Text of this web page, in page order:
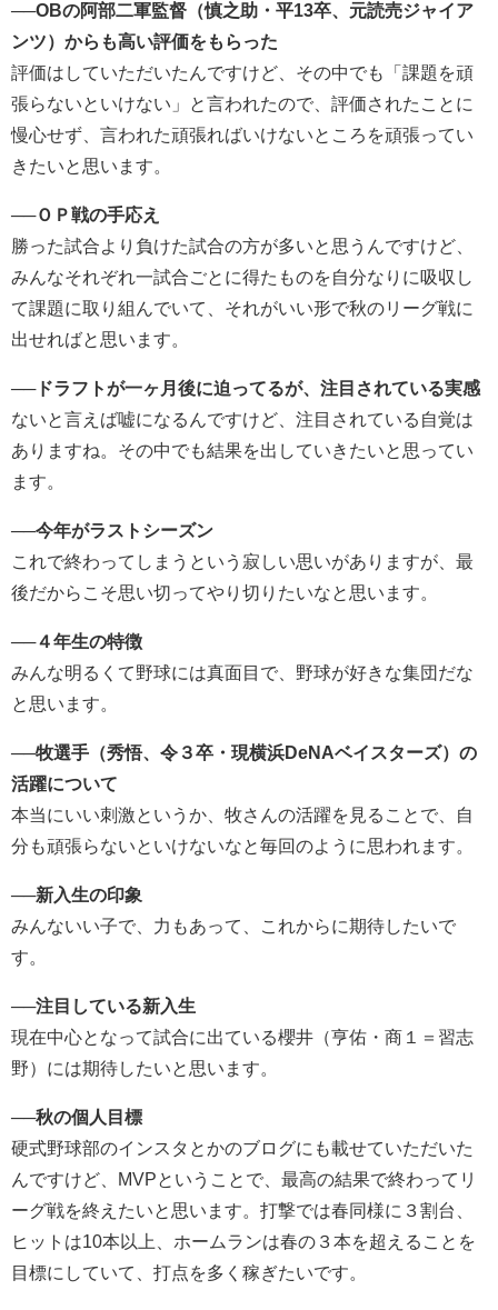
──OBの阿部二軍監督（慎之助・平13卒、元読売ジャイア
ンツ）からも高い評価をもらった
評価はしていただいたんですけど、その中でも「 課題を頑
張らないといけない」と言われたので、 評価されたことに
慢心せず、 言われた頑張ればいけないところを頑張ってい
きたいと思います。
──ＯＰ戦の手応え
勝った試合より負けた試合の方が多いと思うんですけど、
みんなそれぞれ一試合ごとに得たものを自分なりに吸収し
て課題に取り組 んでいて、それがいい形で秋のリーグ戦に
出せればと思います。
──ドラフトが一ヶ月後に迫ってるが、注目されている実感
ないと言えば嘘になるんですけど、注目されている自覚は
ありますね。その中でも結果を出していきたいと思ってい
ます。
──今年がラストシーズン
これで終わってしまうという寂しい思いがありますが、最
後だからこそ思い切ってやり切りたいなと思います。
──４年生の特徴
みんな明るくて野球には真面目で、野球が好きな集団だな
と思います。
──牧選手（秀悟、令３卒・現横浜DeNAベイスターズ）の
活躍について
本当にいい刺激というか、牧さんの活躍を見ることで、自
分も頑張らないといけないなと毎回のように思われます。
──新入生の印象
みんないい子で、力もあって、これからに期待したいで
す。
──注目している新入生
現在中心となって試合に出ている櫻井（亨佑・商１＝習志
野）には期待したいと思います。
──秋の個人目標
硬式野球部のインスタとかのブログにも載せていただいた
んですけど、MVPということで、最高の結果で終わってリ
ーグ戦を終えたいと思います。打撃では春同様に３割台、
ヒットは10本以上、ホームランは春の３本を超えることを
目標にしていて、打点を多く稼ぎたいです。